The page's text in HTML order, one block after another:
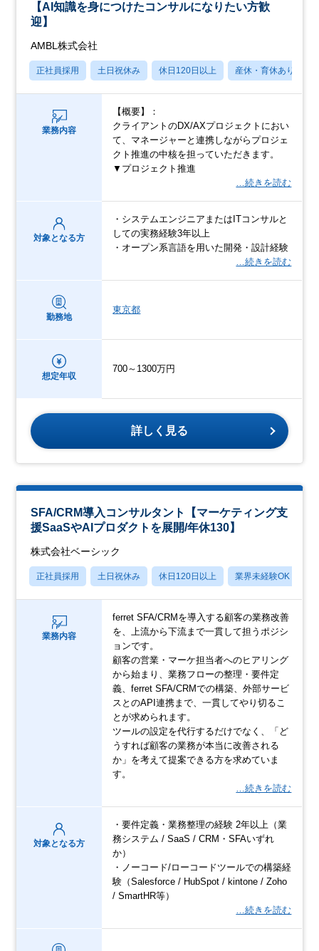
【AI知識を身につけたコンサルになりたい方歓
迎】
AMBL株式会社
正社員採用 土日祝休み 休日120日以上 産休・育休あり
業務内容
【概要】：
クライアントのDX/AXプロジェクトにおい
て、マネージャーと連携しながらプロジェ
クト推進の中核を担っていただきます。
▼プロジェクト推進
…続きを読む
対象となる方
・システムエンジニアまたはITコンサルと
しての実務経験3年以上
・オープン系言語を用いた開発・設計経験
…続きを読む
勤務地
東京都
想定年収
700～1300万円
詳しく見る
SFA/CRM導入コンサルタント【マーケティング支
援SaaSやAIプロダクトを展開/年休130】
株式会社ベーシック
正社員採用 土日祝休み 休日120日以上 業界未経験OK
業務内容
ferret SFA/CRMを導入する顧客の業務改善
を、上流から下流まで一貫して担うポジシ
ョンです。
顧客の営業・マーケ担当者へのヒアリング
から始まり、業務フローの整理・要件定
義、ferret SFA/CRMでの構築、外部サービ
スとのAPI連携まで、一貫してやり切るこ
とが求められます。
ツールの設定を代行するだけでなく、「ど
うすれば顧客の業務が本当に改善される
か」を考えて提案できる方を求めていま
す。
…続きを読む
対象となる方
・要件定義・業務整理の経験 2年以上（業
務システム / SaaS / CRM・SFAいずれ
か）
・ノーコード/ローコードツールでの構築経
験（Salesforce / HubSpot / kintone / Zoho
/ SmartHR等）
…続きを読む